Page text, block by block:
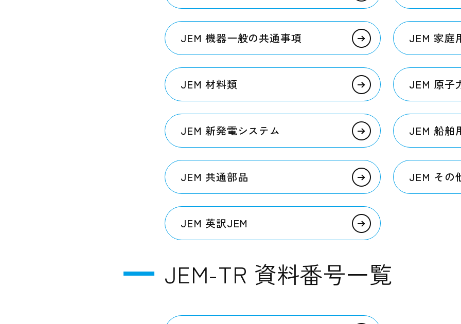
JEM 機器一般の共通事項 JEM 家庭
JEM 材料類 JEM 原子
JEM 新発電システム JEM 船舶
JEM 共通部品 JEM その
JEM 英訳JEM
JEM-TR 資料番号一覧